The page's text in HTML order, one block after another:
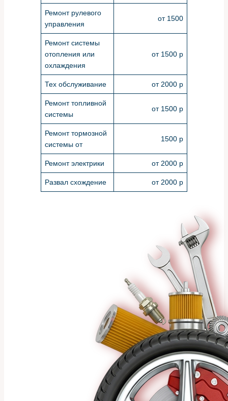
Ремонт рулевого
управления
от 1500
Ремонт системы
отопления или
охлаждения
от 1500 р
Тех обслуживание от 2000 р
Ремонт топливной
системы
от 1500 р
Ремонт тормозной
системы от
1500 р
Ремонт электрики от 2000 р
Развал схождение от 2000 р